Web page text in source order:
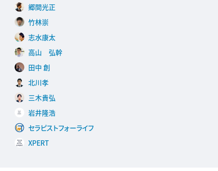
郷間光正
竹林崇
志水康太
高山 弘幹
田中 創
北川孝
三木貴弘
岩井隆浩
セラピストフォーライフ
XPERT